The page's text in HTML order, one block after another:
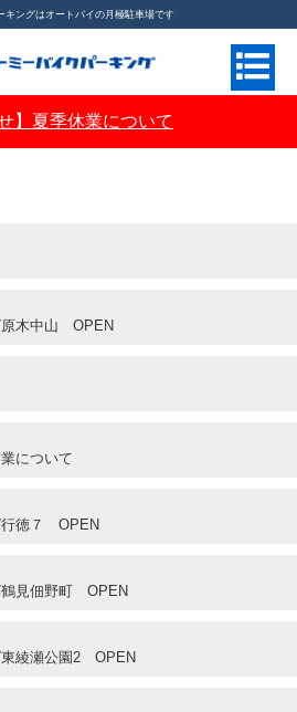
キングはオートバイの月極駐車場です
】夏季休業について
キング>お知らせ
原木中山 OPEN
について
行徳７ OPEN
見佃野町 OPEN
綾瀬公園2 OPEN